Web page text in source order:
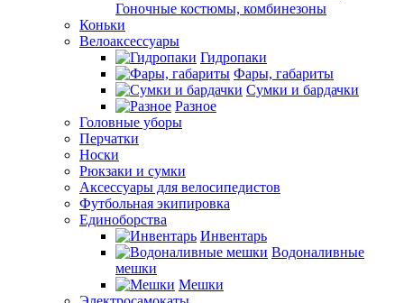
Гоночные костюмы, комбинезоны
Коньки
Велоаксессуары
Гидропаки
Фары, габариты
Сумки и бардачки
Разное
Головные уборы
Перчатки
Носки
Рюкзаки и сумки
Аксессуары для велосипедистов
Футбольная экипировка
Единоборства
Инвентарь
Водоналивные
мешки
Мешки